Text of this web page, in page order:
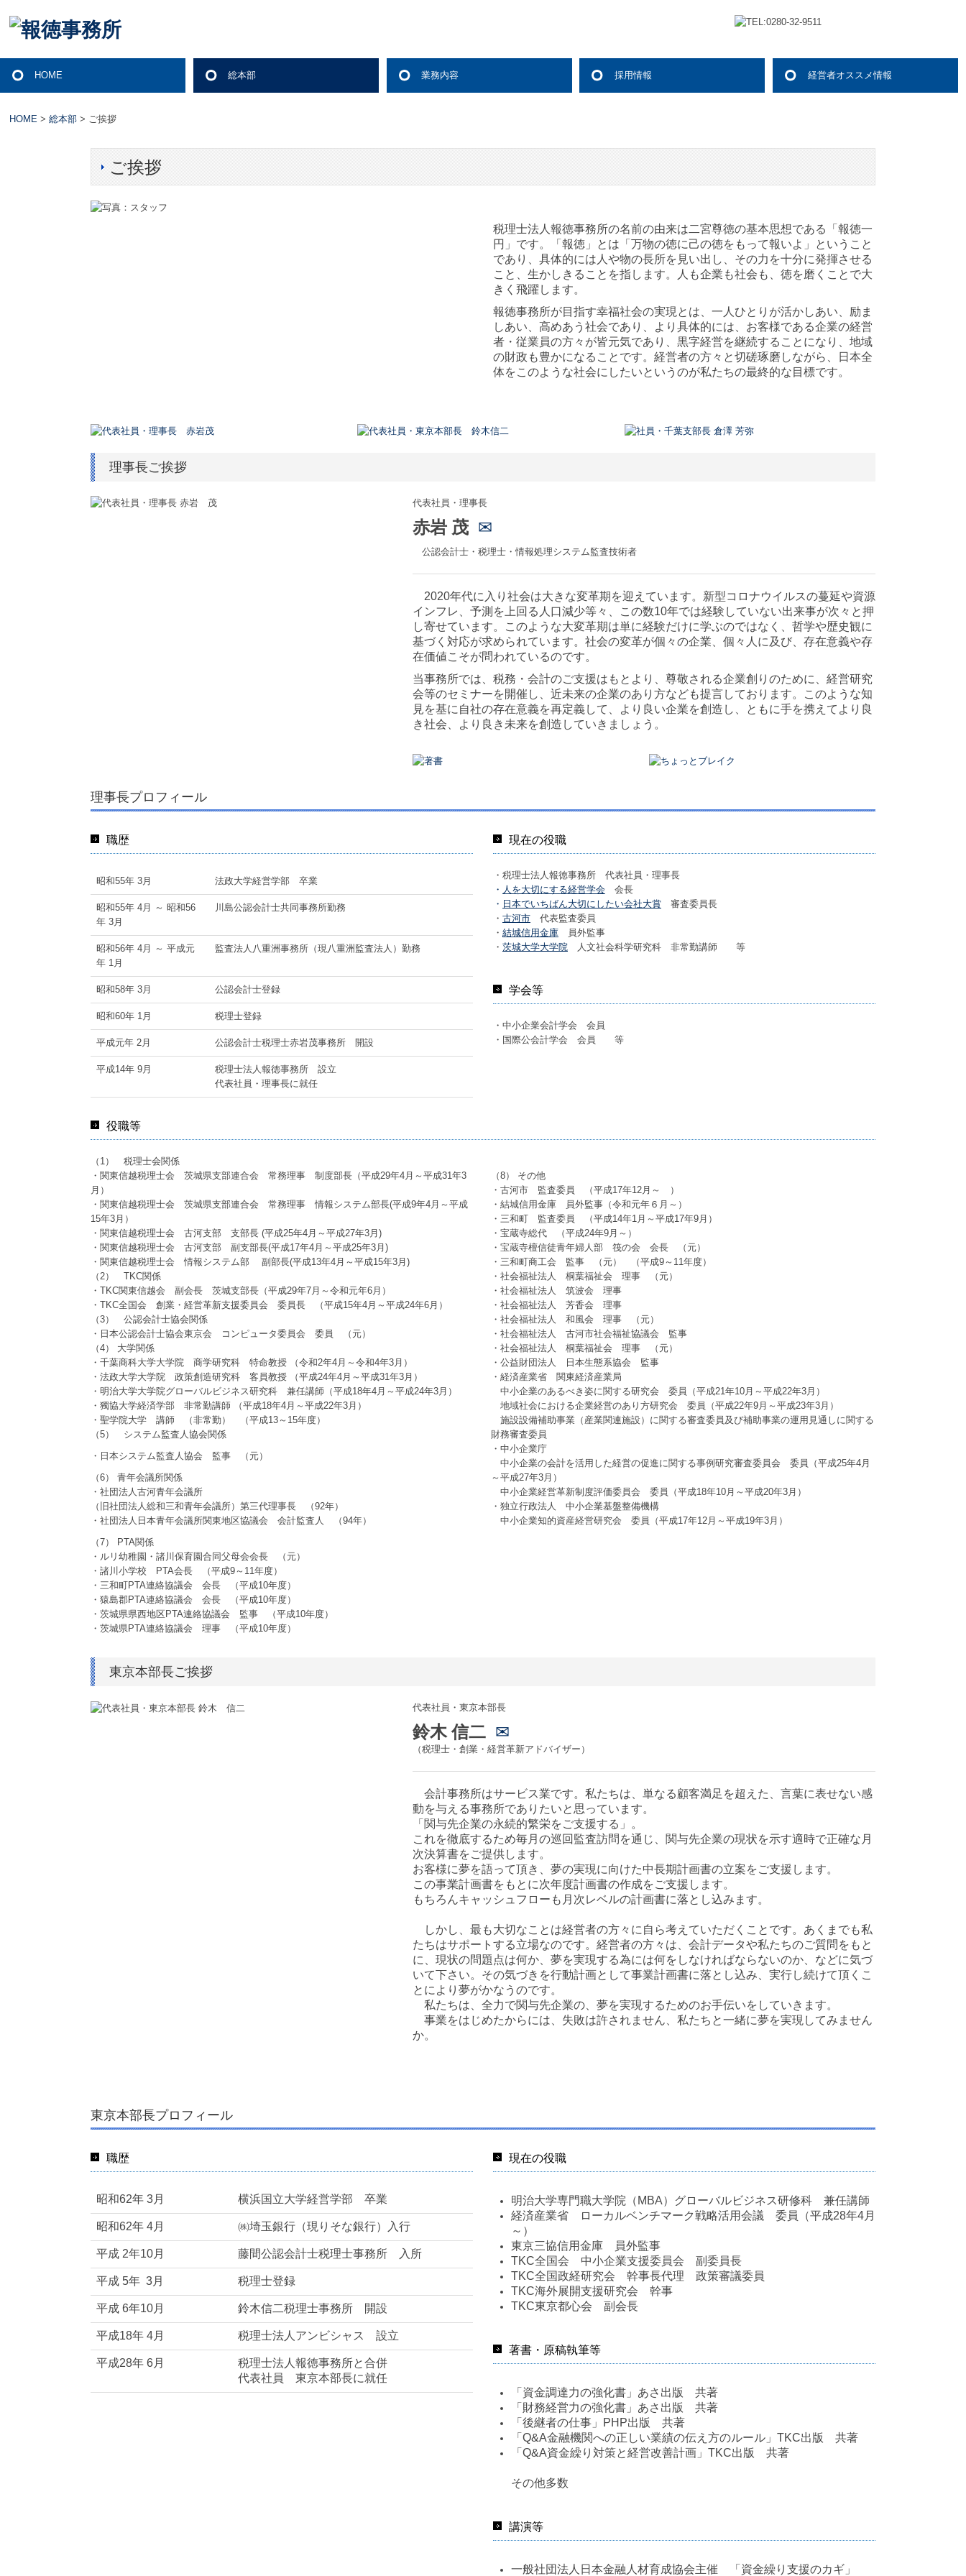
HOME 総本部 業務内容 採用情報 経営者オススメ情報
HOME >総本部 > ご挨拶
ご挨拶
税理士法人報徳事務所の名前の由来は二宮尊徳の基本思想である「報徳一
円」です。「報徳」とは「万物の徳に己の徳をもって報いよ」ということ
であり、具体的には人や物の長所を見い出し、その力を十分に発揮させる
こと、生かしきることを指します。人も企業も社会も、徳を磨くことで大
きく飛躍します。
報徳事務所が目指す幸福社会の実現とは、一人ひとりが活かしあい、励ま
しあい、高めあう社会であり、より具体的には、お客様である企業の経営
者・従業員の方々が皆元気であり、黒字経営を継続することになり、地域
の財政も豊かになることです。経営者の方々と切磋琢磨しながら、日本全
体をこのような社会にしたいというのが私たちの最終的な目標です。
理事長ご挨拶
代表社員・理事長
赤岩 茂 ✉
公認会計士・税理士・情報処理システム監査技術者
2020年代に入り社会は大きな変革期を迎えています。新型コロナウイルスの蔓延や資源
インフレ、予測を上回る人口減少等々、この数10年では経験していない出来事が次々と押
し寄せています。このような大変革期は単に経験だけに学ぶのではなく、哲学や歴史観に
基づく対応が求められています。社会の変革が個々の企業、個々人に及び、存在意義や存
在価値こそが問われているのです。
当事務所では、税務・会計のご支援はもとより、尊敬される企業創りのために、経営研究
会等のセミナーを開催し、近未来の企業のあり方なども提言しております。このような知
見を基に自社の存在意義を再定義して、より良い企業を創造し、ともに手を携えてより良
き社会、より良き未来を創造していきましょう。
理事長プロフィール
職歴
昭和55年 3月 法政大学経営学部 卒業
昭和55年 4月 ～ 昭和56
年 3月
川島公認会計士共同事務所勤務
昭和56年 4月 ～ 平成元
年 1月
監査法人八重洲事務所（現八重洲監査法人）勤務
昭和58年 3月 公認会計士登録
昭和60年 1月 税理士登録
平成元年 2月 公認会計士税理士赤岩茂事務所 開設
平成14年 9月
税理士法人報徳事務所 設立
代表社員・理事長に就任
現在の役職
・税理士法人報徳事務所 代表社員・理事長
・ 人を大切にする経営学会会長
・ 日本でいちばん大切にしたい会社大賞審査委員長
・ 古河市代表監査委員
・ 結城信用金庫員外監事
・ 茨城大学大学院人文社会科学研究科 非常勤講師 等
学会等
・中小企業会計学会 会員
・国際公会計学会 会員 等
役職等
（1） 税理士会関係
・関東信越税理士会 茨城県支部連合会 常務理事 制度部長（平成29年4月～平成31年3
月）
・関東信越税理士会 茨城県支部連合会 常務理事 情報システム部長(平成9年4月～平成
15年3月）
・関東信越税理士会 古河支部 支部長 (平成25年4月～平成27年3月)
・関東信越税理士会 古河支部 副支部長(平成17年4月～平成25年3月)
・関東信越税理士会 情報システム部 副部長(平成13年4月～平成15年3月)
（2） TKC関係
・TKC関東信越会 副会長 茨城支部長（平成29年7月～令和元年6月）
・TKC全国会 創業・経営革新支援委員会 委員長 （平成15年4月～平成24年6月）
（3） 公認会計士協会関係
・日本公認会計士協会東京会 コンピュータ委員会 委員 （元）
（4） 大学関係
・千葉商科大学大学院 商学研究科 特命教授 （令和2年4月～令和4年3月）
・法政大学大学院 政策創造研究科 客員教授 （平成24年4月～平成31年3月）
・明治大学大学院グローバルビジネス研究科 兼任講師（平成18年4月～平成24年3月）
・獨協大学経済学部 非常勤講師 （平成18年4月～平成22年3月）
・聖学院大学 講師 （非常勤） （平成13～15年度）
（5） システム監査人協会関係
・日本システム監査人協会 監事 （元）
（6） 青年会議所関係
・社団法人古河青年会議所
（旧社団法人総和三和青年会議所）第三代理事長 （92年）
・社団法人日本青年会議所関東地区協議会 会計監査人 （94年）
（7） PTA関係
・ルリ幼稚園・諸川保育園合同父母会会長 （元）
・諸川小学校 PTA会長 （平成9～11年度）
・三和町PTA連絡協議会 会長 （平成10年度）
・猿島郡PTA連絡協議会 会長 （平成10年度）
・茨城県県西地区PTA連絡協議会 監事 （平成10年度）
・茨城県PTA連絡協議会 理事 （平成10年度）
（8） その他
・古河市 監査委員 （平成17年12月～ ）
・結城信用金庫 員外監事（令和元年６月～）
・三和町 監査委員 （平成14年1月～平成17年9月）
・宝蔵寺総代 （平成24年9月～）
・宝蔵寺檀信徒青年婦人部 筏の会 会長 （元）
・三和町商工会 監事 （元） （平成9～11年度）
・社会福祉法人 桐葉福祉会 理事 （元）
・社会福祉法人 筑波会 理事
・社会福祉法人 芳香会 理事
・社会福祉法人 和風会 理事 （元）
・社会福祉法人 古河市社会福祉協議会 監事
・社会福祉法人 桐葉福祉会 理事 （元）
・公益財団法人 日本生態系協会 監事
・経済産業省 関東経済産業局
中小企業のあるべき姿に関する研究会 委員（平成21年10月～平成22年3月）
地域社会における企業経営のあり方研究会 委員（平成22年9月～平成23年3月）
施設設備補助事業（産業関連施設）に関する審査委員及び補助事業の運用見通しに関する
財務審査委員
・中小企業庁
中小企業の会計を活用した経営の促進に関する事例研究審査委員会 委員（平成25年4月
～平成27年3月）
中小企業経営革新制度評価委員会 委員（平成18年10月～平成20年3月）
・独立行政法人 中小企業基盤整備機構
中小企業知的資産経営研究会 委員（平成17年12月～平成19年3月）
東京本部長ご挨拶
代表社員・東京本部長
鈴木 信二 ✉
（税理士・創業・経営革新アドバイザー）
会計事務所はサービス業です。私たちは、単なる顧客満足を超えた、言葉に表せない感
動を与える事務所でありたいと思っています。
「関与先企業の永続的繁栄をご支援する」。
これを徹底するため毎月の巡回監査訪問を通じ、関与先企業の現状を示す適時で正確な月
次決算書をご提供します。
お客様に夢を語って頂き、夢の実現に向けた中長期計画書の立案をご支援します。
この事業計画書をもとに次年度計画書の作成をご支援します。
もちろんキャッシュフローも月次レベルの計画書に落とし込みます。
しかし、最も大切なことは経営者の方々に自ら考えていただくことです。あくまでも私
たちはサポートする立場なのです。経営者の方々は、会計データや私たちのご質問をもと
に、現状の問題点は何か、夢を実現する為には何をしなければならないのか、などに気づ
いて下さい。その気づきを行動計画として事業計画書に落とし込み、実行し続けて頂くこ
とにより夢がかなうのです。
私たちは、全力で関与先企業の、夢を実現するためのお手伝いをしていきます。
事業をはじめたからには、失敗は許されません、私たちと一緒に夢を実現してみません
か。
東京本部長プロフィール
職歴
昭和62年 3月 横浜国立大学経営学部 卒業
昭和62年 4月 ㈱埼玉銀行（現りそな銀行）入行
平成 2年10月 藤間公認会計士税理士事務所 入所
平成 5年 3月 税理士登録
平成 6年10月 鈴木信二税理士事務所 開設
平成18年 4月 税理士法人アンビシャス 設立
平成28年 6月
税理士法人報徳事務所と合併
代表社員 東京本部長に就任
現在の役職
明治大学専門職大学院（MBA）グローバルビジネス研修科 兼任講師
経済産業省 ローカルベンチマーク戦略活用会議 委員（平成28年4月
～）
東京三協信用金庫 員外監事
TKC全国会 中小企業支援委員会 副委員長
TKC全国政経研究会 幹事長代理 政策審議委員
TKC海外展開支援研究会 幹事
TKC東京都心会 副会長
著書・原稿執筆等
「資金調達力の強化書」あさ出版 共著
「財務経営力の強化書」あさ出版 共著
「後継者の仕事」PHP出版 共著
「Q&A金融機関への正しい業績の伝え方のルール」TKC出版 共著
「Q&A資金繰り対策と経営改善計画」TKC出版 共著
その他多数
講演等
一般社団法人日本金融人材育成協会主催 「資金繰り支援のカギ」